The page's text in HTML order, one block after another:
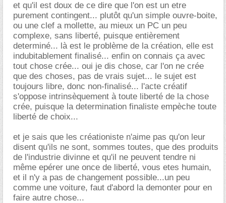
et qu'il est doux de ce dire que l'on est un etre
purement contingent... plutôt qu'un simple ouvre-boite,
ou une clef a mollette, au mieux un PC un peu
complexe, sans liberté, puisque entièrement
determiné... là est le problème de la création, elle est
indubitablement finalisé... enfin on connais ça avec
tout chose crée... oui je dis chose, car l'on ne crée
que des choses, pas de vrais sujet... le sujet est
toujours libre, donc non-finalisé... l'acte créatif
s'oppose intrinsèquement à toute liberté de la chose
crée, puisque la determination finaliste empèche toute
liberté de choix...
et je sais que les créationiste n'aime pas qu'on leur
disent qu'ils ne sont, sommes toutes, que des produits
de l'industrie divinne et qu'il ne peuvent tendre ni
même epérer une once de liberté, vous etes humain,
et il n'y a pas de changement possible...un peu
comme une voiture, faut d'abord la demonter pour en
faire autre chose...